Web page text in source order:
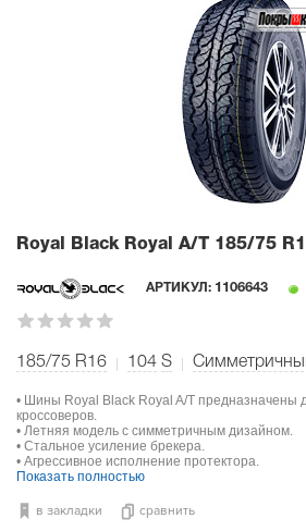
Royal Black Royal A/T 185/75
АРТИКУЛ: 1106643
185/75 R16 104 S
• Шины Royal Black Royal A/T предназначены
кроссоверов.
• Летняя модель с симметричным дизайном.
• Стальное усиление брекера.
• Агрессивное исполнение протектора.
Показать полностью
в закладки сравнить